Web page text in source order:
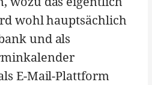
wohl hauptsächlich
und als
E-Mail-Plattform